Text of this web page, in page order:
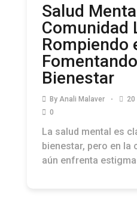
Salud
Comunidad
Rompiendo
Bienestar
By Anali Malaver
20
0
La salud mental es
bienestar, pero en la
aún enfrenta